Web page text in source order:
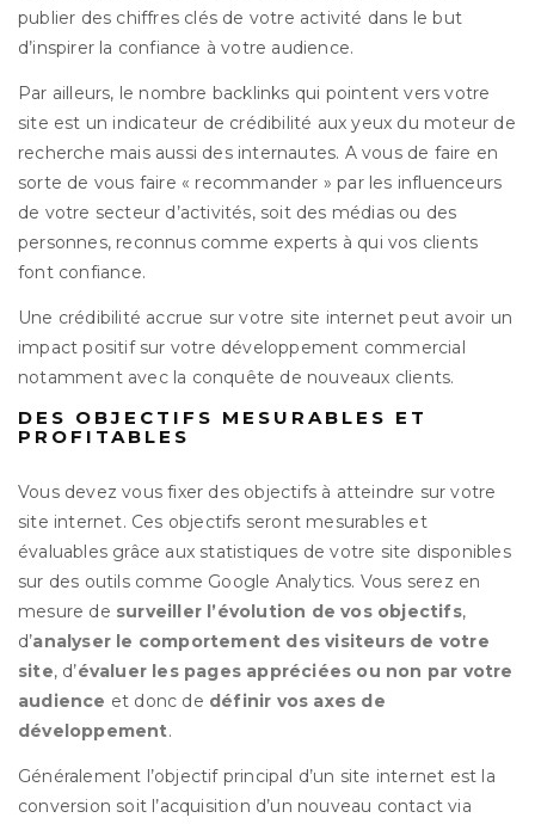
publier des chiffres clés de votre activité dans le but
d’inspirer la confiance à votre audience.
Par ailleurs, le nombre backlinks qui pointent vers votre
site est un indicateur de crédibilité aux yeux du moteur de
recherche mais aussi des internautes. A vous de faire en
sorte de vous faire « recommander » par les influenceurs
de votre secteur d’activités, soit des médias ou des
personnes, reconnus comme experts à qui vos clients
font confiance.
Une crédibilité accrue sur votre site internet peut avoir un
impact positif sur votre développement commercial
notamment avec la conquête de nouveaux clients.
DES OBJECTIFS MESURABLES ET
PROFITABLES
Vous devez vous fixer des objectifs à atteindre sur votre
site internet. Ces objectifs seront mesurables et
évaluables grâce aux statistiques de votre site disponibles
sur des outils comme Google Analytics. Vous serez en
mesure de surveiller l’évolution de vos objectifs,
d’analyser le comportement des visiteurs de votre
site, d’évaluer les pages appréciées ou non par votre
audience et donc de définir vos axes de
développement.
Généralement l’objectif principal d’un site internet est la
conversion soit l’acquisition d’un nouveau contact via